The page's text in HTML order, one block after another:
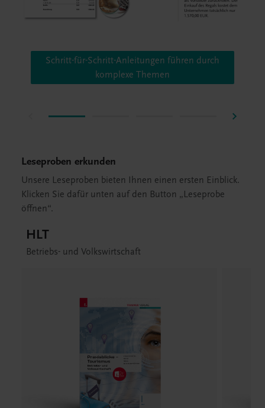
Schritt-für-Schritt-Anleitungen führen durch
komplexe Themen
Leseproben erkunden
Unsere Leseproben bieten Ihnen einen ersten Einblick.
Klicken Sie dafür unten auf den Button „Leseprobe
öffnen“.
HLT
Betriebs- und Volkswirtschaft